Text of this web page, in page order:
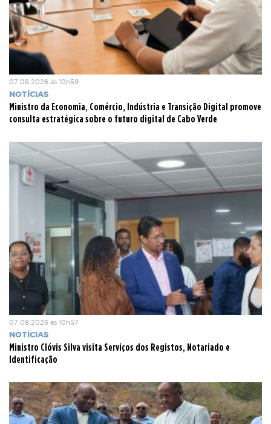
07.08.2026 às 10h59
NOTÍCIAS
Ministro da Economia, Comércio, Indústria e Transição Digital promove
consulta estratégica sobre o futuro digital de Cabo Verde
07.08.2026 às 10h57
NOTÍCIAS
Ministro Clóvis Silva visita Serviços dos Registos, Notariado e
Identificação